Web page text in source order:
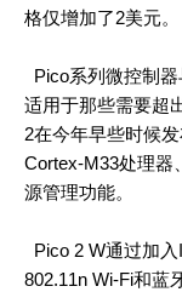
格仅增加了2美元。
Pico系列微控制
适用于那些需要超
2在今年早些时候
Cortex-M33处理器
源管理功能。
Pico 2 W通过加
802.11n Wi-Fi和蓝